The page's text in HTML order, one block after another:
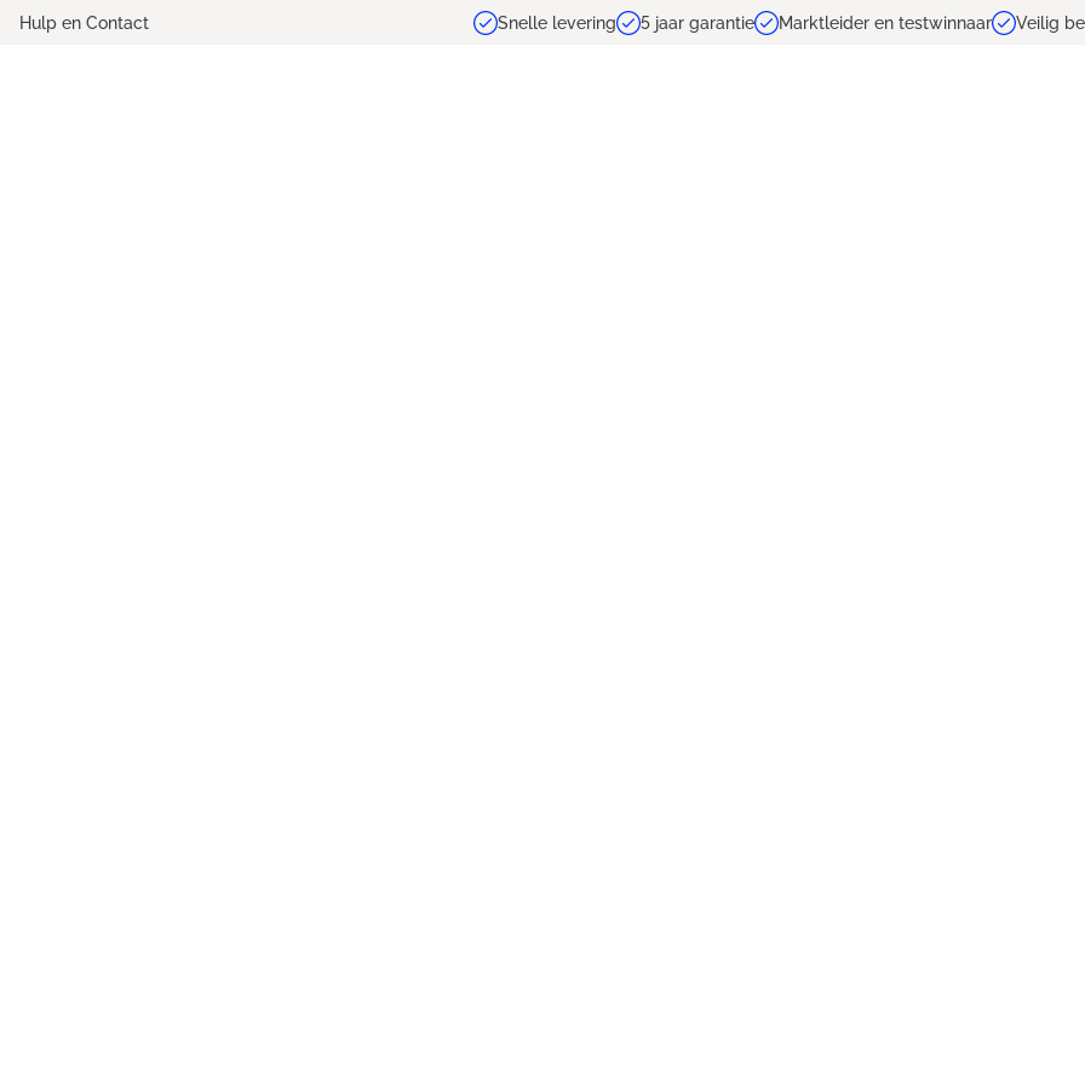
Ga naar de hoofdnavigatie
Hulp en Contact Snelle levering 5 jaar garantie Marktleider en testwinnaar Veilig